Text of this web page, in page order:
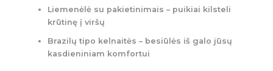
Liemenėlė su pakietinimais – puikiai kilsteli
krūtinę į viršų
Brazilų tipo kelnaitės – besiūlės iš galo jūsų
kasdieniniam komfortui